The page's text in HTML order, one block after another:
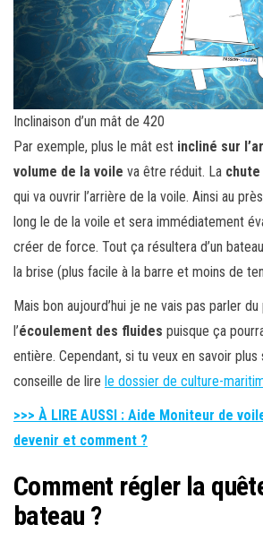
Inclinaison d’un mât de 420
Par exemple, plus le mât est incliné sur
volume de la voile va être réduit. La
qui va ouvrir l’arrière de la voile. Ainsi au
long le de la voile et sera immédiatement
créer de force. Tout ça résultera d’un bateau
la brise (plus facile à la barre et moins de
Mais bon aujourd’hui je ne vais pas parler
l’écoulement des fluides puisque ça
entière. Cependant, si tu veux en savoir
conseille de lire le dossier de culture-
>>> À LIRE AUSSI : Aide Moniteur de
devenir et comment ?
Comment régler la
bateau ?